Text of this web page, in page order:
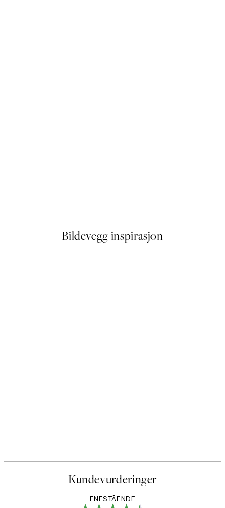
Bildevegg inspirasjon
Kundevurderinger
ENESTÅENDE